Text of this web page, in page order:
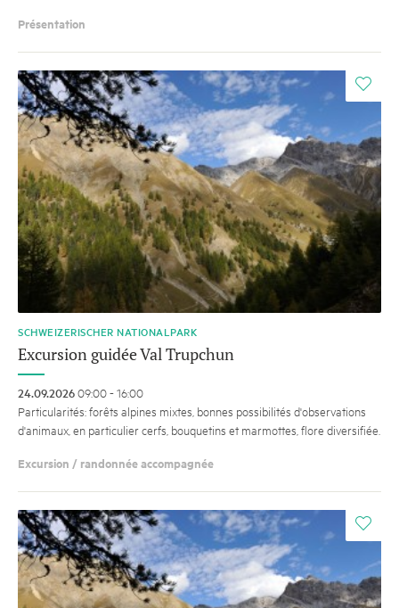
Présentation
i
SCHWEIZERISCHER NATIONALPARK
Excursion guidée Val Trupchun
24.09.202609:00 - 16:00
Particularités: forêts alpines mixtes, bonnes possibilités d'observations
d'animaux, en particulier cerfs, bouquetins et marmottes, flore diversifiée.
Excursion / randonnée accompagnée
i